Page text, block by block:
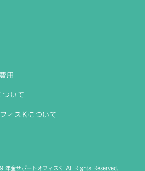
用
ついて
ィスKについて
金サポートオフィスK. All Rights Reserved.